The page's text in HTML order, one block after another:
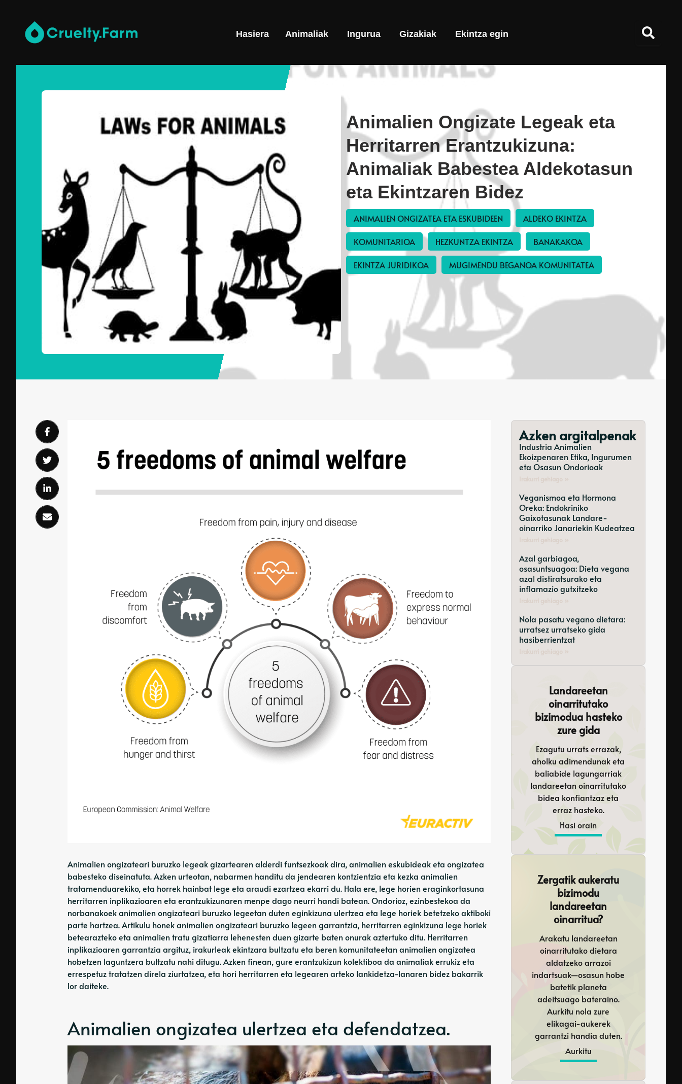
Hasiera Animaliak Ingurua Gizakiak Ekintza egin
Animalien Ongizate Legeak eta
Herritarren Erantzukizuna:
Animaliak Babestea Aldekotasun
eta Ekintzaren Bidez
ANIMALIEN ONGIZATEA ETA ESKUBIDEEN ALDEKO EKINTZA
KOMUNITARIOA HEZKUNTZA EKINTZA BANAKAKOA
EKINTZA JURIDIKOA MUGIMENDU BEGANOA KOMUNITATEA
Animalien ongizateari buruzko legeak gizartearen alderdi funtsezkoak dira, animalien eskubideak eta ongizatea
babesteko diseinatuta. Azken urteotan, nabarmen handitu da jendearen kontzientzia eta kezka animalien
tratamenduarekiko, eta horrek hainbat lege eta araudi ezartzea ekarri du. Hala ere, lege horien eraginkortasuna
herritarren inplikazioaren eta erantzukizunaren menpe dago neurri handi batean. Ondorioz, ezinbestekoa da
norbanakoek animalien ongizateari buruzko legeetan duten eginkizuna ulertzea eta lege horiek betetzeko aktiboki
parte hartzea. Artikulu honek animalien ongizateari buruzko legeen garrantzia, herritarren eginkizuna lege horiek
betearazteko eta animalien tratu gizatiarra lehenesten duen gizarte baten onurak aztertuko ditu. Herritarren
inplikazioaren garrantzia argituz, irakurleak ekintzara bultzatu eta beren komunitateetan animalien ongizatea
hobetzen laguntzera bultzatu nahi ditugu. Azken finean, gure erantzukizun kolektiboa da animaliak errukiz eta
errespetuz tratatzen direla ziurtatzea, eta hori herritarren eta legearen arteko lankidetza-lanaren bidez bakarrik
lor daiteke.
Animalien ongizatea ulertzea eta defendatzea.
Azken argitalpenak
Industria Animalien
Ekoizpenaren Etika, Ingurumen
eta Osasun Ondorioak
Veganismoa eta Hormona
Oreka: Endokriniko
Gaixotasunak Landare-
oinarriko Janariekin Kudeatzea
Azal garbiagoa,
osasuntsuagoa: Dieta vegana
azal distiratsurako eta
inflamazio gutxitzeko
Nola pasatu vegano dietara:
urratsez urratseko gida
hasiberrientzat
Landareetan
oinarritutako
bizimodua hasteko
zure gida
Ezagutu urrats errazak,
aholku adimendunak eta
baliabide lagungarriak
landareetan oinarritutako
bidea konfiantzaz eta
erraz hasteko.
Hasi orain
Zergatik aukeratu
bizimodu
landareetan
oinarritua?
Arakatu landareetan
oinarritutako dietara
aldatzeko arrazoi
indartsuak—osasun hobe
batetik planeta
adeitsuago bateraino.
Aurkitu nola zure
elikagai-aukerek
garrantzi handia duten.
Aurkitu